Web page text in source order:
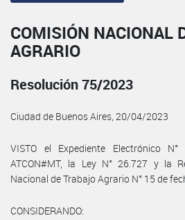
COMISIÓN NACIONAL
AGRARIO
Resolución 75/2023
Ciudad de Buenos Aires, 20/04/2023
VISTO el Expediente Electrónico N°
ATCON#MT, la Ley N° 26.727 y la
Nacional de Trabajo Agrario N° 15 de
CONSIDERANDO: